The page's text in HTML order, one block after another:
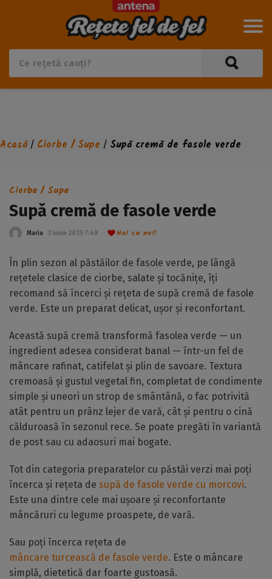
Acasă/ Ciorbe / Supe / Supă cremă de fasole verde
Ciorbe / Supe
Supă cremă de fasole verde
Maria 3 iunie 2025 7:48 Hai cu noi!
În plin sezon al păstăilor de fasole verde, pe lângă
rețetele clasice de ciorbe, salate și tocănițe, îți
recomand să încerci și rețeta de supă cremă de fasole
verde. Este un preparat delicat, ușor și reconfortant.
Această supă cremă transformă fasolea verde — un
ingredient adesea considerat banal — într-un fel de
mâncare rafinat, catifelat și plin de savoare. Textura
cremoasă și gustul vegetal fin, completat de condimente
simple și uneori un strop de smântână, o fac potrivită
atât pentru un prânz lejer de vară, cât și pentru o cină
călduroasă în sezonul rece. Se poate pregăti în variantă
de post sau cu adaosuri mai bogate.
Tot din categoria preparatelor cu păstăi verzi mai poți
încerca și rețeta de supă de fasole verde cu morcovi.
Este una dintre cele mai ușoare și reconfortante
mâncăruri cu legume proaspete, de vară.
Sau poți încerca rețeta de
mâncare turcească de fasole verde. Este o mâncare
simplă, dietetică dar foarte gustoasă.